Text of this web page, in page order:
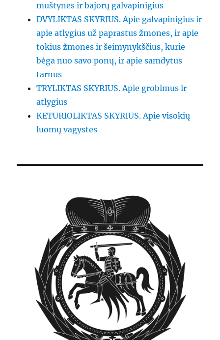
muštynes ir bajorų galvapinigius
DVYLIKTAS SKYRIUS. Apie galvapinigius ir
apie atlygius už paprastus žmones, ir apie
tokius žmones ir šeimynykščius, kurie
bėga nuo savo ponų, ir apie samdytus
tarnus
TRYLIKTAS SKYRIUS. Apie grobimus ir
atlygius
KETURIOLIKTAS SKYRIUS. Apie visokių
luomų vagystes